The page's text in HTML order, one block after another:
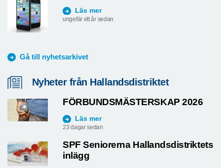
Läs mer
ungefär ett år sedan
Gå till nyhetsarkivet
Nyheter från Hallandsdistriktet
FÖRBUNDSMÄSTERSKAP 2026
Läs mer
23 dagar sedan
SPF Seniorerna Hallandsdistriktets
inlägg